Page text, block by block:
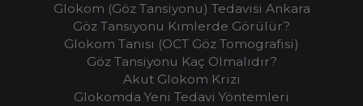
Glokom (Göz Tansiyonu) Tedavisi Ankara
Göz Tansiyonu Kimlerde Görülür?
Glokom Tanısı (OCT Göz Tomografisi)
Göz Tansiyonu Kaç Olmalıdır?
Akut Glokom Krizi
Glokomda Yeni Tedavi Yöntemleri